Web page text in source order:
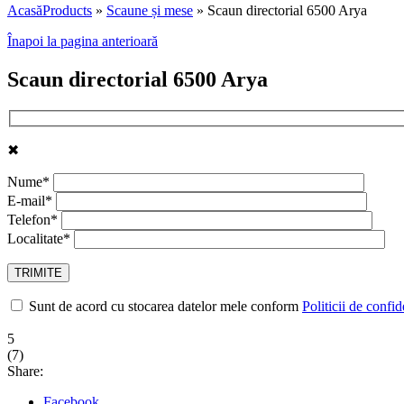
AcasăProducts » Scaune și mese » Scaun directorial 6500 Arya
Înapoi la pagina anterioară
Scaun directorial 6500 Arya
✖
Nume*
E-mail*
Telefon*
Localitate*
Sunt de acord cu stocarea datelor mele conform Politicii de
5
(7)
Share: